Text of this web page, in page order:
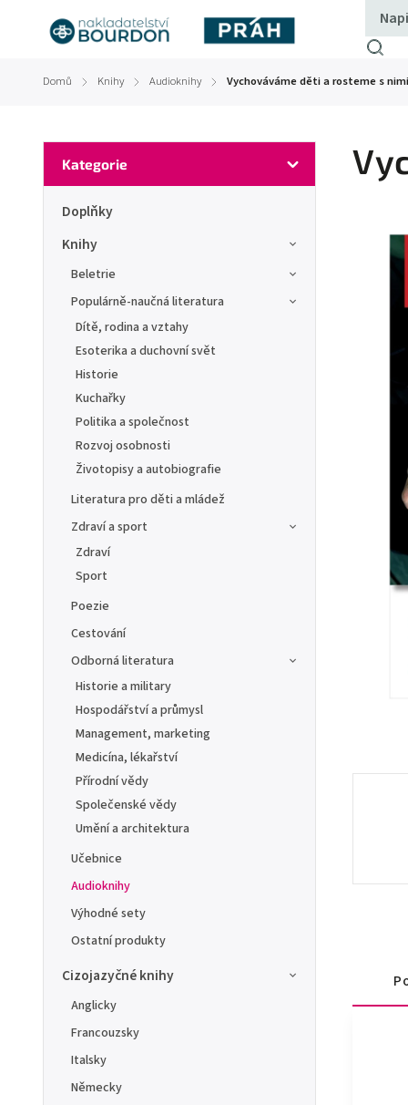
Domů / Knihy / Audioknihy / Vychováváme děti a rosteme s
Kategorie
Doplňky
Knihy
Beletrie
Populárně-naučná literatura
Dítě, rodina a vztahy
Esoterika a duchovní svět
Historie
Kuchařky
Politika a společnost
Rozvoj osobnosti
Životopisy a autobiografie
Literatura pro děti a mládež
Zdraví a sport
Zdraví
Sport
Poezie
Cestování
Odborná literatura
Historie a military
Hospodářství a průmysl
Management, marketing
Medicína, lékařství
Přírodní vědy
Společenské vědy
Umění a architektura
Učebnice
Audioknihy
Výhodné sety
Ostatní produkty
Cizojazyčné knihy
Anglicky
Francouzsky
Italsky
Německy